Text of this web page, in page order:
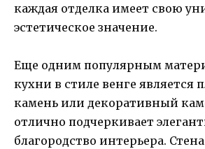
каждая отделка имеет свою
эстетическое значение.
Еще одним популярным
кухни в стиле венге является
камень или декоративный
отлично подчеркивает
благородство интерьера.